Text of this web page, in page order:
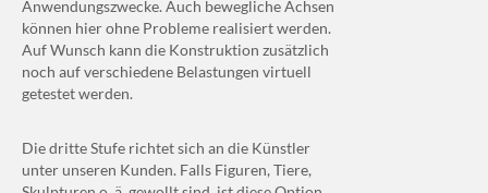
Anwendungszwecke. Auch bewegliche Achsen
können hier ohne Probleme realisiert werden.
Auf Wunsch kann die Konstruktion zusätzlich
noch auf verschiedene Belastungen virtuell
getestet werden.
Die dritte Stufe richtet sich an die Künstler
unter unseren Kunden. Falls Figuren, Tiere,